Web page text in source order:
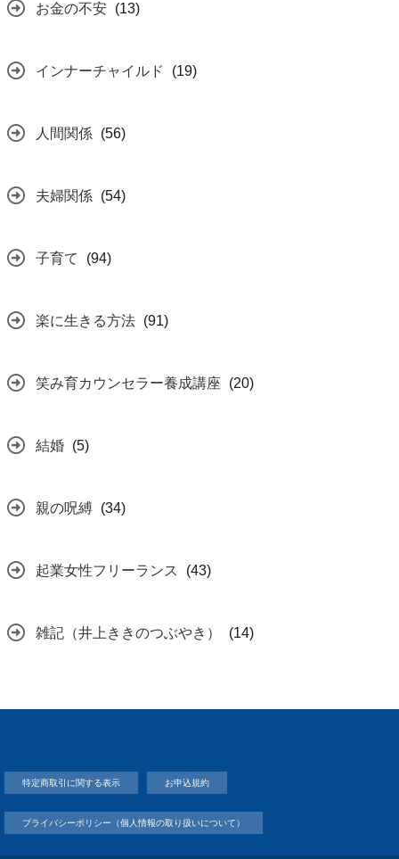
お金の不安 (13)
インナーチャイルド (19)
人間関係 (56)
夫婦関係 (54)
子育て (94)
楽に生きる方法 (91)
笑み育カウンセラー養成講座 (20)
結婚 (5)
親の呪縛 (34)
起業女性フリーランス (43)
雑記（井上ききのつぶやき） (14)
特定商取引に関する表示 お申込規約
プライバシーポリシー（個人情報の取り扱いについて）